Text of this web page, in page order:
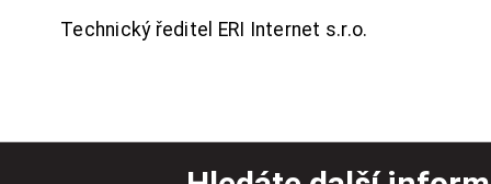
Technický ředitel ERI Internet s.r.o.